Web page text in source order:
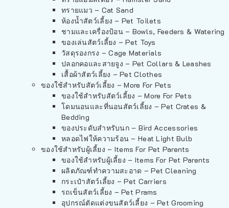
ทรายแมว – Cat Sand
ห้องน้ำสัตว์เลี้ยง – Pet Toilets
ชามและเครื่องป้อน – Bowls, Feeders & Watering
ของเล่นสัตว์เลี้ยง – Pet Toys
วัสดุรองกรง – Cage Materials
ปลอกคอและสายจูง – Pet Collars & Leashes
เสื้อผ้าสัตว์เลี้ยง – Pet Clothes
ของใช้สำหรับสัตว์เลี้ยง – More For Pets
ของใช้สำหรับสัตว์เลี้ยง – More For Pets
โดมนอนและที่นอนสัตว์เลี้ยง – Pet Crates &
Bedding
ของประดับสำหรับนก – Bird Accessories
หลอดไฟให้ความร้อน – Heat Light Bulb
ของใช้สำหรับผู้เลี้ยง – Items For Pet Parents
ของใช้สำหรับผู้เลี้ยง – Items For Pet Parents
ผลิตภัณฑ์ทำความสะอาด – Pet Cleaning
กระเป๋าสัตว์เลี้ยง – Pet Carriers
รถเข็นสัตว์เลี้ยง – Pet Prams
อุปกรณ์ตัดแต่งขนสัตว์เลี้ยง – Pet Grooming